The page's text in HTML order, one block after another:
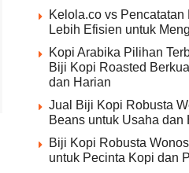
Kelola.co vs Pencatatan
Lebih Efisien untuk
Kopi Arabika Pilihan
Biji Kopi Roasted
dan Harian
Jual Biji Kopi Robusta
Beans untuk Usaha dan
Biji Kopi Robusta
untuk Pecinta Kopi dan